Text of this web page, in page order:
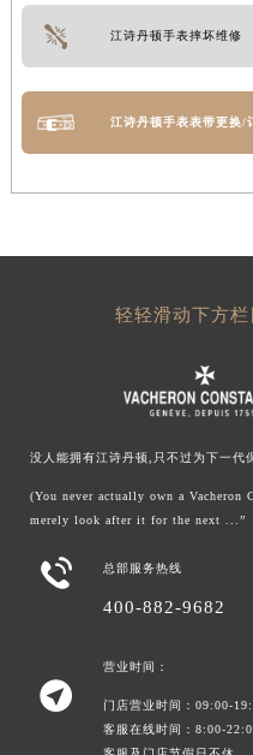
江诗丹顿手表摔坏维修
江诗丹顿手表表带更换/
轻轻滑动下方
没人能拥有江诗丹顿,只不过为下一代
(You never actually own a Vacheron
merely look after it for the next ...”
 总部服务热线
400-882-9682

营业时间：
门店营业时间：09:00-
客服在线时间：8:00-